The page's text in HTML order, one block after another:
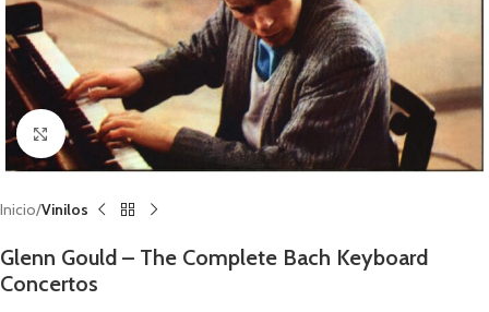
Clic para ampliar
Inicio Vinilos
Glenn Gould – The Complete Bach Keyboard
Concertos